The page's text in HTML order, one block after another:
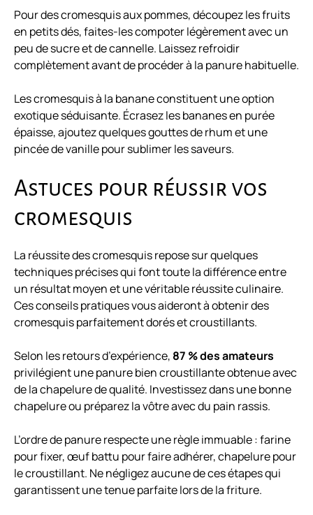
Pour des cromesquis aux pommes, découpez les fruits
en petits dés, faites-les compoter légèrement avec un
peu de sucre et de cannelle. Laissez refroidir
complètement avant de procéder à la panure habituelle.
Les cromesquis à la banane constituent une option
exotique séduisante. Écrasez les bananes en purée
épaisse, ajoutez quelques gouttes de rhum et une
pincée de vanille pour sublimer les saveurs.
Astuces pour réussir vos
cromesquis
La réussite des cromesquis repose sur quelques
techniques précises qui font toute la différence entre
un résultat moyen et une véritable réussite culinaire.
Ces conseils pratiques vous aideront à obtenir des
cromesquis parfaitement dorés et croustillants.
Selon les retours d’expérience, 87 % des amateurs
privilégient une panure bien croustillante obtenue avec
de la chapelure de qualité. Investissez dans une bonne
chapelure ou préparez la vôtre avec du pain rassis.
L’ordre de panure respecte une règle immuable : farine
pour fixer, œuf battu pour faire adhérer, chapelure pour
le croustillant. Ne négligez aucune de ces étapes qui
garantissent une tenue parfaite lors de la friture.